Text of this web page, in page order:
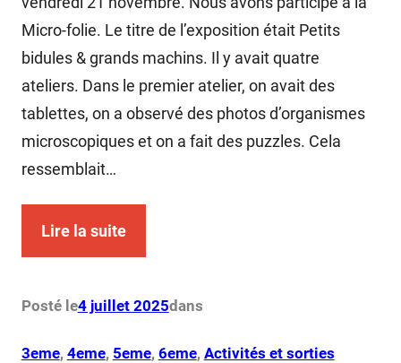
Micro-folie. Le titre de l’exposition était Petits
bidules & grands machins. Il y avait quatre
ateliers. Dans le premier atelier, on avait des
tablettes, on a observé des photos d’organismes
microscopiques et on a fait des puzzles. Cela
ressemblait…
Lire la suite
Posté le4 juillet 2025dans
3eme, 4eme, 5eme, 6eme, Activités et sorties